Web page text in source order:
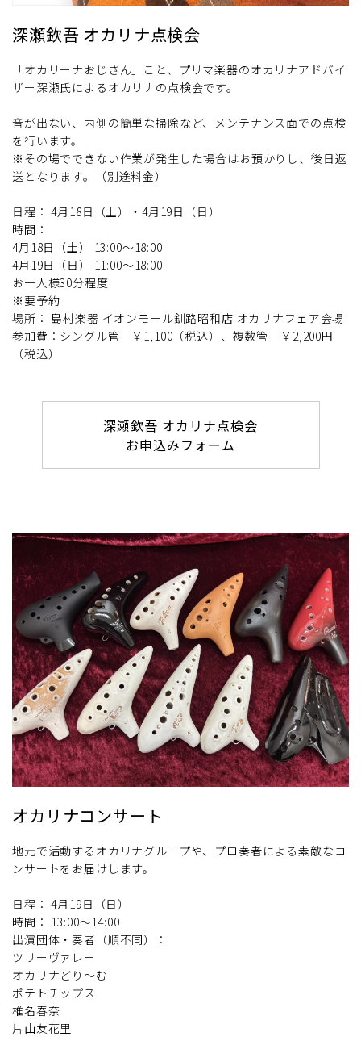
深瀬欽吾 オカリナ点検会
「オカリーナおじさん」こと、プリマ楽器のオカリナアドバイ
ザー深瀬氏によるオカリナの点検会です。
音が出ない、内側の簡単な掃除など、メンテナンス面での点検
を行います。
※その場でできない作業が発生した場合はお預かりし、後日返
送となります。（別途料金）
日程： 4月18日（土）・4月19日（日）
時間：
4月18日（土） 13:00～18:00
4月19日（日） 11:00～18:00
お一人様30分程度
※要予約
場所： 島村楽器 イオンモール釧路昭和店 オカリナフェア会場
参加費：シングル管 ￥1,100（税込）、複数管 ￥2,200円
（税込）
深瀬欽吾 オカリナ点検会
お申込みフォーム
オカリナコンサート
地元で活動するオカリナグループや、プロ奏者による素敵なコ
ンサートをお届けします。
日程： 4月19日（日）
時間： 13:00～14:00
出演団体・奏者（順不同）：
ツリーヴァレー
オカリナどり〜む
ポテトチップス
椎名春奈
片山友花里